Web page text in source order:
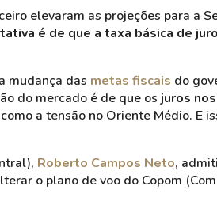
elevaram as projeções para a
é de que a taxa básica de
mudança das metas fiscais do
do mercado é de que os juros
a tensão no Oriente Médio. E
Roberto Campos Neto,
o plano de voo do Copom